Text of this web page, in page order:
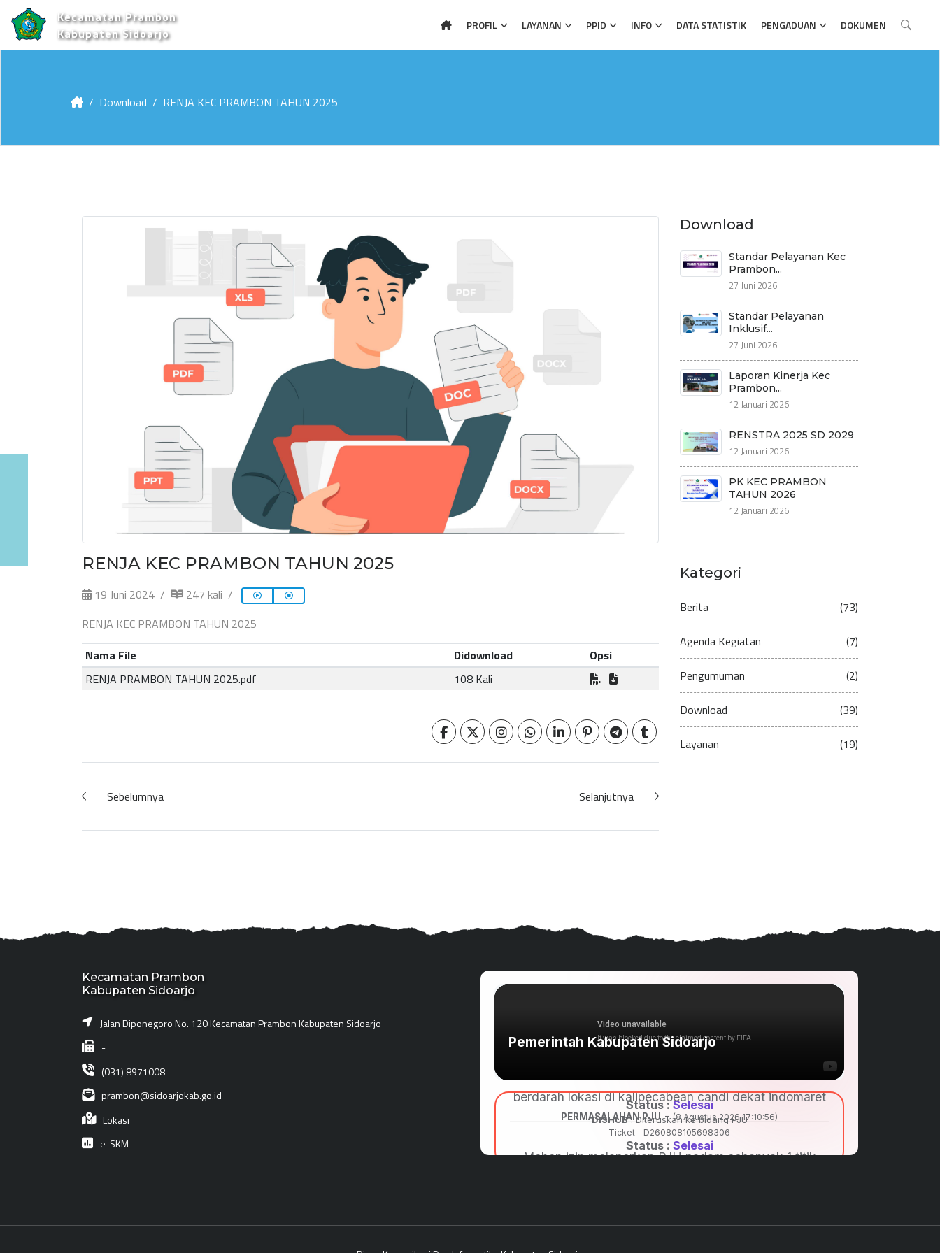
Kecamatan Prambon
Kabupaten Sidoarjo
PROFIL LAYANAN PPID INFO DATA STATISTIK PENGADUAN DOKUMEN
Download RENJA KEC PRAMBON TAHUN 2025
RENJA KEC PRAMBON TAHUN 2025
19 Juni 2024
247 kali
RENJA KEC PRAMBON TAHUN 2025
Nama File
Didownload
Opsi
RENJA PRAMBON TAHUN 2025.pdf
108 Kali
Sebelumnya Selanjutnya
Download
Standar Pelayanan Kec
Prambon...
27 Juni 2026
Standar Pelayanan
Inklusif...
27 Juni 2026
Laporan Kinerja Kec
Prambon...
12 Januari 2026
RENSTRA 2025 SD 2029
12 Januari 2026
PK KEC PRAMBON
TAHUN 2026
12 Januari 2026
Kategori
Berita (73)
Agenda Kegiatan (7)
Pengumuman (2)
Download (39)
Layanan (19)
Kecamatan Prambon
Kabupaten Sidoarjo
Jalan Diponegoro No. 120 Kecamatan Prambon Kabupaten Sidoarjo
-
(031) 8971008
prambon@sidoarjokab.go.id
Lokasi
e-SKM